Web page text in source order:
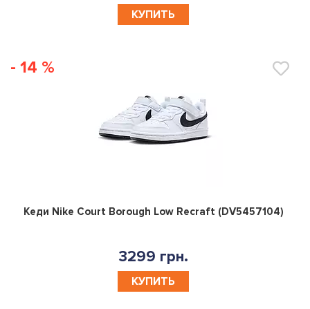
КУПИТЬ
- 14 %
0
Кеди Nike Court Borough Low Recraft (DV5457104)
3299 грн.
КУПИТЬ